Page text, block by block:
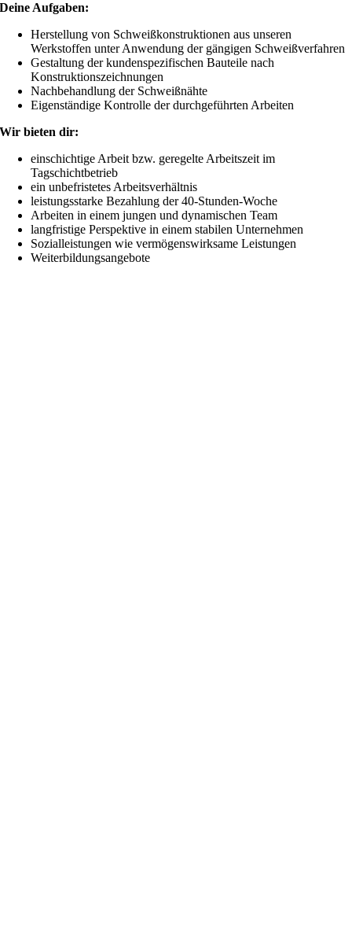
Deine Aufgaben:
Herstellung von Schweißkonstruktionen aus unseren
Werkstoffen unter Anwendung der gängigen Schweißverfahren
Gestaltung der kundenspezifischen Bauteile nach
Konstruktionszeichnungen
Nachbehandlung der Schweißnähte
Eigenständige Kontrolle der durchgeführten Arbeiten
Wir bieten dir:
einschichtige Arbeit bzw. geregelte Arbeitszeit im
Tagschichtbetrieb
ein unbefristetes Arbeitsverhältnis
leistungsstarke Bezahlung der 40-Stunden-Woche
Arbeiten in einem jungen und dynamischen Team
langfristige Perspektive in einem stabilen Unternehmen
Sozialleistungen wie vermögenswirksame Leistungen
Weiterbildungsangebote